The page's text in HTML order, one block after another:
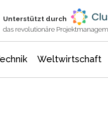
Unterstützt durch
das revolutionäre
Weltwirtschaft